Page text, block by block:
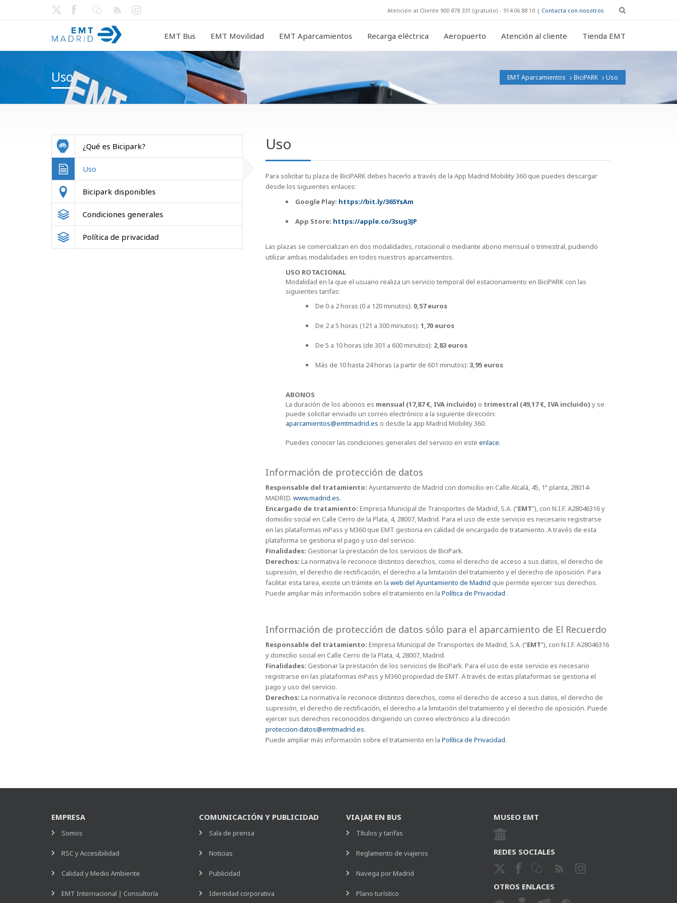
Atención al Cliente 900 878 331 (gratuito) - 914 06 88 10 | Contacta con nosotros
EMT Bus EMT Movilidad EMT Aparcamientos Recarga eléctrica Aeropuerto Atención al cliente Tienda EMT
Uso EMT Aparcamientos BiciPARK Uso
¿Qué es Bicipark?
Uso
Bicipark disponibles
Condiciones generales
Política de privacidad
Uso
Para solicitar tu plaza de BiciPARK debes hacerlo a través de la App Madrid Mobility 360 que puedes descargar
desde los siguientes enlaces:
Google Play: https://bit.ly/365YsAm
App Store: https://apple.co/3sug3JP
Las plazas se comercializan en dos modalidades, rotacional o mediante abono mensual o trimestral, pudiendo
utilizar ambas modalidades en todos nuestros aparcamientos.
USO ROTACIONAL
Modalidad en la que el usuario realiza un servicio temporal del estacionamiento en BiciPARK con las
siguientes tarifas:
De 0 a 2 horas (0 a 120 minutos): 0,57 euros
De 2 a 5 horas (121 a 300 minutos): 1,70 euros
De 5 a 10 horas (de 301 a 600 minutos): 2,83 euros
Más de 10 hasta 24 horas (a partir de 601 minutos): 3,95 euros
ABONOS
La duración de los abonos es mensual (17,87 €, IVA incluido) o trimestral (49,17 €, IVA incluido) y se
puede solicitar enviado un correo electrónico a la siguiente dirección:
aparcamientos@emtmadrid.es o desde la app Madrid Mobility 360.
Puedes conocer las condiciones generales del servicio en este enlace.
Información de protección de datos
Responsable del tratamiento: Ayuntamiento de Madrid con domicilio en Calle Alcalá, 45, 1ª planta, 28014-
MADRID. www.madrid.es.
Encargado de tratamiento: Empresa Municipal de Transportes de Madrid, S.A. (“EMT”), con N.I.F. A28046316 y
domicilio social en Calle Cerro de la Plata, 4, 28007, Madrid. Para el uso de este servicio es necesario registrarse
en las plataformas mPass y M360 que EMT gestiona en calidad de encargado de tratamiento. A través de esta
plataforma se gestiona el pago y uso del servicio.
Finalidades: Gestionar la prestación de los servicios de BiciPark.
Derechos: La normativa le reconoce distintos derechos, como el derecho de acceso a sus datos, el derecho de
supresión, el derecho de rectificación, el derecho a la limitación del tratamiento y el derecho de oposición. Para
facilitar esta tarea, existe un trámite en la web del Ayuntamiento de Madrid que permite ejercer sus derechos.
Puede ampliar más información sobre el tratamiento en la Política de Privacidad .
Información de protección de datos sólo para el aparcamiento de El Recuerdo
Responsable del tratamiento: Empresa Municipal de Transportes de Madrid, S.A. (“EMT”), con N.I.F. A28046316
y domicilio social en Calle Cerro de la Plata, 4, 28007, Madrid.
Finalidades: Gestionar la prestación de los servicios de BiciPark. Para el uso de este servicio es necesario
registrarse en las plataformas mPass y M360 propiedad de EMT. A través de estas plataformas se gestiona el
pago y uso del servicio.
Derechos: La normativa le reconoce distintos derechos, como el derecho de acceso a sus datos, el derecho de
supresión, el derecho de rectificación, el derecho a la limitación del tratamiento y el derecho de oposición. Puede
ejercer sus derechos reconocidos dirigiendo un correo electrónico a la dirección
proteccion.datos@emtmadrid.es.
Puede ampliar más información sobre el tratamiento en la Política de Privacidad.
EMPRESA
Somos
RSC y Accesibilidad
Calidad y Medio Ambiente
EMT Internacional | Consultoría
COMUNICACIÓN Y PUBLICIDAD
Sala de prensa
Noticias
Publicidad
Identidad corporativa
VIAJAR EN BUS
Títulos y tarifas
Reglamento de viajeros
Navega por Madrid
Plano turístico
MUSEO EMT
REDES SOCIALES
OTROS ENLACES